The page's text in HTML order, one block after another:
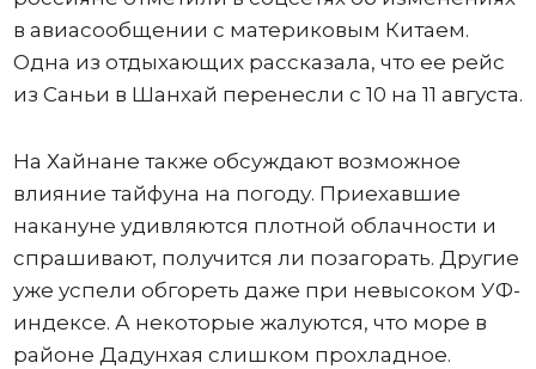
в авиасообщении с материковым Китаем.
Одна из отдыхающих рассказала, что ее рейс
из Саньи в Шанхай перенесли с 10 на 11 августа.
На Хайнане также обсуждают возможное
влияние тайфуна на погоду. Приехавшие
накануне удивляются плотной облачности и
спрашивают, получится ли позагорать. Другие
уже успели обгореть даже при невысоком УФ-
индексе. А некоторые жалуются, что море в
районе Дадунхая слишком прохладное.